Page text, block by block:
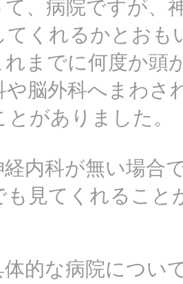
て、病院ですが、
てくれるかとおも
れまでに何度か頭
や脳外科へまわさ
とがありました。
経内科が無い場合
も見てくれること
体的な病院につい